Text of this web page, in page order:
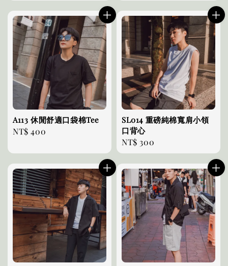
A113 休閒舒適口袋棉Tee
Regular
NT$ 400
SL014 重磅純棉寬肩小領
口背心
Regular
price
NT$ 300